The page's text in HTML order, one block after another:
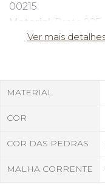
00215
Material : Prata 925
: Prateada
O uso da prata
especial, sendo
mantem em alta
Ver mais
MATERIAL
COR
COR DAS PEDRAS
MALHA CORRENTE